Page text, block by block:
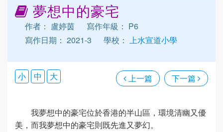
夢想中的豪宅
作者： 盧婷茵
寫作年級： P6
寫作日期： 2021-3
學校： 上水宣道小學
上一篇 下一篇
小 中 大
我夢想中的豪宅位於香港的半山區，環境清幽又優
美，而我夢想中的豪宅則既先進又夢幻。